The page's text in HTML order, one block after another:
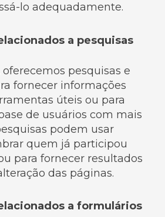
lo adequadamente.
a pesquisas
pesquisas e
fornecer informações
úteis ou para
de usuários com mais
podem usar
quem já participou
para fornecer resultados
das páginas.
a formulários